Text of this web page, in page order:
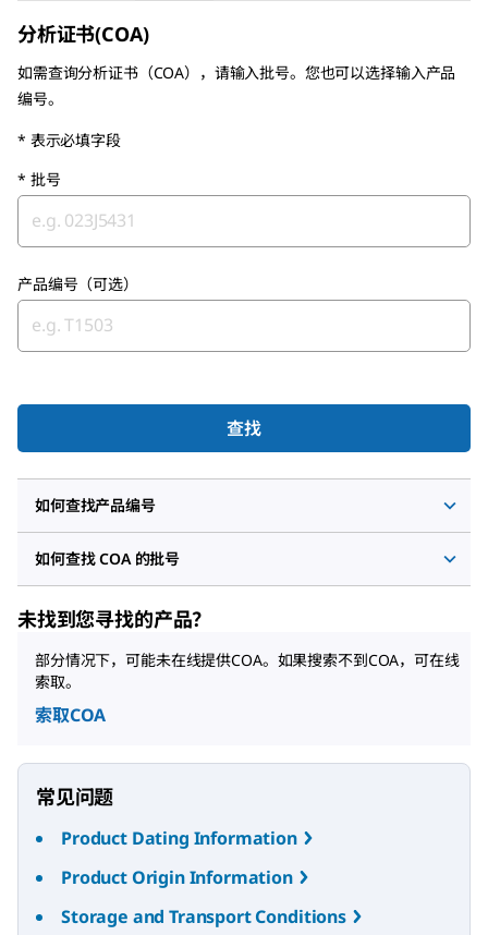
分析证书(COA)
如需查询分析证书（COA），请输入批号。您也可以选择输入产品
编号。
* 表示必填字段
* 批号
产品编号（可选）
查找
如何查找产品编号
如何查找 COA 的批号
未找到您寻找的产品？
部分情况下，可能未在线提供COA。如果搜索不到COA，可在线
索取。
索取COA
常见问题
Product Dating Information
Product Origin Information
Storage and Transport Conditions